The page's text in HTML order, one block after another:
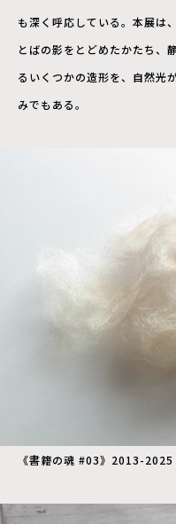
も深く呼応している。本展は
とばの影をとどめたかたち
るいくつかの造形を、自然光
みでもある。
《書籍の魂 #03》2013-2025